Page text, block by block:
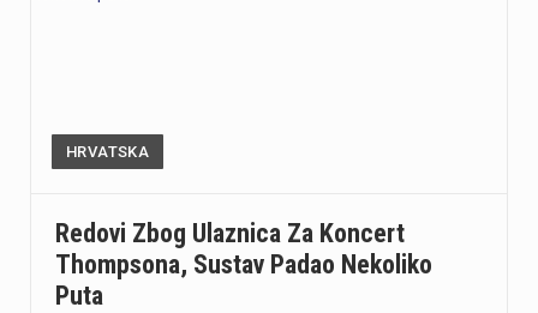
HRVATSKA
Redovi Zbog Ulaznica Za Koncert
Thompsona, Sustav Padao Nekoliko
Puta